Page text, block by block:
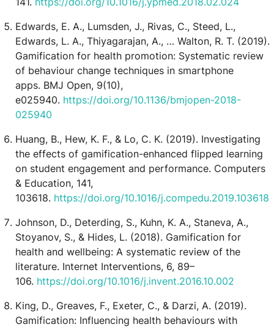
Edwards, E. A., Lumsden, J., Rivas, C., Steed, L.,
Edwards, L. A., Thiyagarajan, A., … Walton, R. T. (2019).
Gamification for health promotion: Systematic review
of behaviour change techniques in smartphone
apps. BMJ Open, 9(10),
e025940. https://doi.org/10.1136/bmjopen-2018-
025940
Huang, B., Hew, K. F., & Lo, C. K. (2019). Investigating
the effects of gamification-enhanced flipped learning
on student engagement and performance. Computers
& Education, 141,
103618. https://doi.org/10.1016/j.compedu.2019.103618
Johnson, D., Deterding, S., Kuhn, K. A., Staneva, A.,
Stoyanov, S., & Hides, L. (2018). Gamification for
health and wellbeing: A systematic review of the
literature. Internet Interventions, 6, 89–
106. https://doi.org/10.1016/j.invent.2016.10.002
King, D., Greaves, F., Exeter, C., & Darzi, A. (2019).
Gamification: Influencing health behaviours with